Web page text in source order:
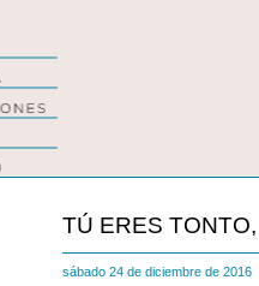
TÚ ERES
sábado 24 de diciembre de 2016